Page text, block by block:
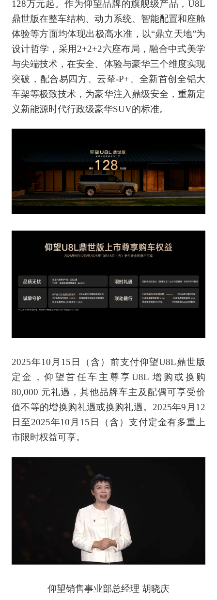
128万元起。作为仰望品牌的旗舰级产品，U8L
鼎世版在整车结构、动力系统、智能配置和座舱
体验等方面均体现出极高水准，以“鼎立天地”为
设计哲学，采用2+2+2六座布局，融合中式美学
与尖端技术，在安全、体验与豪华三个维度实现
突破，配合易四方、云辇-P+、全新首创全铝大
车架等极致技术，为豪华注入鼎级安全，重新定
义新能源时代行政级豪华SUV的标准。
2025年10月15日（含）前支付仰望U8L鼎世版
定金，仰望首任车主尊享U8L 增购或换购
80,000 元礼遇，其他品牌车主及配偶可享受价
值不等的增换购礼遇或换购礼遇。2025年9月12
日至2025年10月15日（含）支付定金有多重上
市限时权益可享。
仰望销售事业部总经理 胡晓庆